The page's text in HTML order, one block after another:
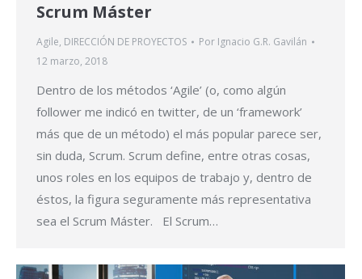
Scrum Máster
Agile, DIRECCIÓN DE PROYECTOS Por Ignacio G.R. Gavilán
12 marzo, 2018
Dentro de los métodos ‘Agile’ (o, como algún
follower me indicó en twitter, de un ‘framework’
más que de un método) el más popular parece ser,
sin duda, Scrum. Scrum define, entre otras cosas,
unos roles en los equipos de trabajo y, dentro de
éstos, la figura seguramente más representativa
sea el Scrum Máster. El Scrum…